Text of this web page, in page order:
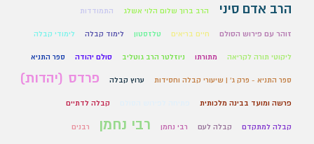
הרב אדם סיני הרב ברוך שלום הלוי אשלג התמודדות
זוהר עם פירוש הסולם חיים בריאים טלזסטון לימוד קבלה לימודי קבלה
ליקוטי תורה לקריאה מתורתו ניוזלטר הרב גוטליב סולם יהודה ספר התניא
ספר התניא - פרק ג' | שיעורי קבלה וחסידות ערוץ קבלה פרדס (יהדות)
פרשה ומועד בבינה מלכותית קבלה לדתיים
קבלה למתקדם קבלה לעם רבי נחמן רבי נחמן רבנים